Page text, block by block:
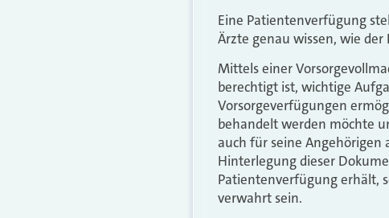
Eine Patientenverfügung
Ärzte genau wissen, wie
Mittels einer
berechtigt ist, wichtige
Vorsorgeverfügungen
behandelt werden möchte
auch für seine Angehörigen
Hinterlegung dieser
Patientenverfügung erhält,
verwahrt sein.